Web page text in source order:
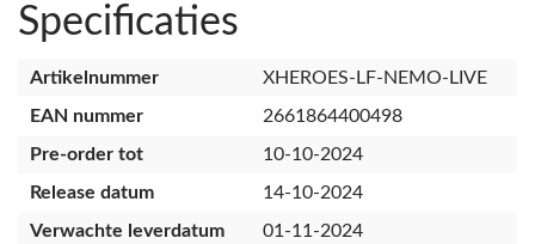
Specificaties
Artikelnummer
XHEROES-LF-NEMO-LIVE
EAN nummer
2661864400498
Pre-order tot
10-10-2024
Release datum
14-10-2024
Verwachte leverdatum
01-11-2024